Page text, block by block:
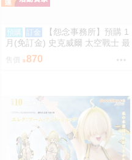
預購 訂金
【怨念事務所】預購 1
月(免訂金) 史克威爾 太空戰士 最
終幻想 FF7 重生 桌遊 魔晶石獵
人 再販 0821
870